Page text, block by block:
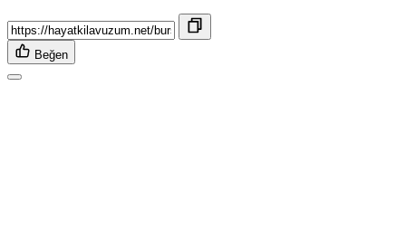
Beğen